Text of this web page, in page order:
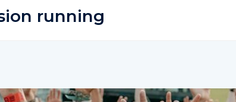
running